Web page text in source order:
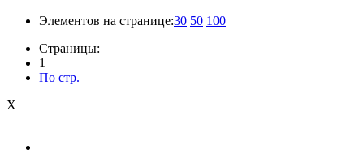
Элементов на странице:30 50 100
Страницы:
1
По стр.
X